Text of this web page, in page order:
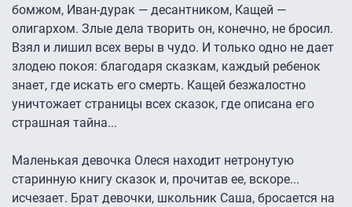
бомжом, Иван-дурак — десантником, Кащей —
олигархом. Злые дела творить он, конечно, не бросил.
Взял и лишил всех веры в чудо. И только одно не дает
злодею покоя: благодаря сказкам, каждый ребенок
знает, где искать его смерть. Кащей безжалостно
уничтожает страницы всех сказок, где описана его
страшная тайна...
Маленькая девочка Олеся находит нетронутую
старинную книгу сказок и, прочитав ее, вскоре...
исчезает. Брат девочки, школьник Саша, бросается на